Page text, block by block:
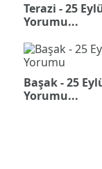
Terazi - 25
Yorumu...
Başak - 25
Yorumu...